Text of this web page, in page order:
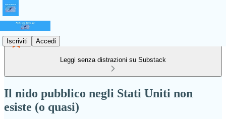
Iscriviti Accedi
Leggi senza distrazioni su Substack
Il nido pubblico negli Stati Uniti non
esiste (o quasi)